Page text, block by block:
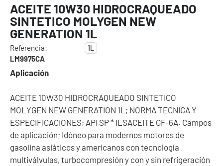
ACEITE 10W30 HIDROCRAQUEADO
SINTETICO MOLYGEN NEW
GENERATION 1L
Referencia:
LM9975CA
1L
Aplicación
ACEITE 10W30 HIDROCRAQUEADO SINTETICO
MOLYGEN NEW GENERATION 1L; NORMA TECNICA Y
ESPECIFICACIONES; API SP * ILSACEITE GF-6A. Campos
de aplicación; Idóneo para modernos motores de
gasolina asiáticos y americanos con tecnología
multiválvulas, turbocompresión y con y sin refrigeración